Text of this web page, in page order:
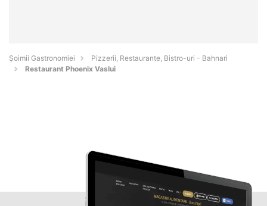
Șoimii Gastronomiei
Pizzerii, Restaurante, Bistro-uri - Bahnari
Restaurant Phoenix Vaslui